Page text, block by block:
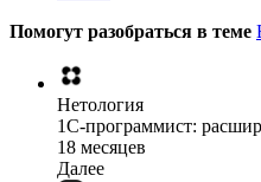
Помогут разобраться в теме
Нетология
1C-программист:
18 месяцев
Далее